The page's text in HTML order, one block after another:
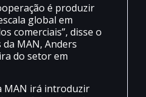
é produzir
global em
comerciais”, disse o
MAN, Anders
do setor em
MAN irá introduzir